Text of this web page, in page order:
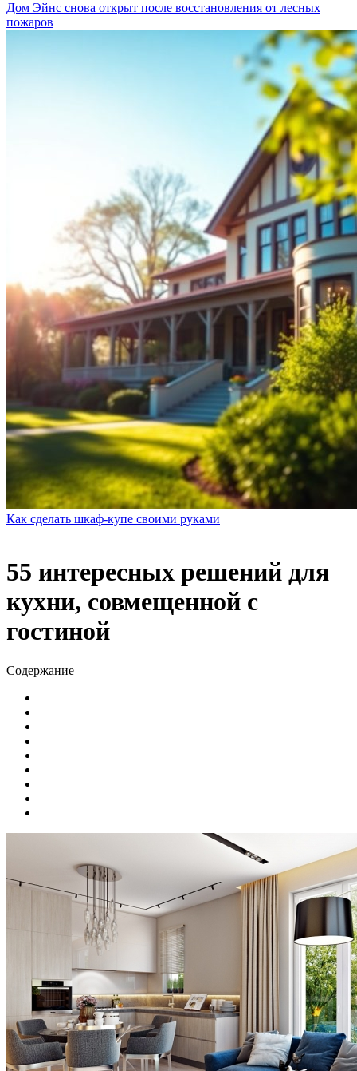
Дом Эйнс снова открыт после восстановления от лесных
пожаров
Как сделать шкаф-купе своими руками
55 интересных решений для
кухни, совмещенной с
гостиной
Содержание